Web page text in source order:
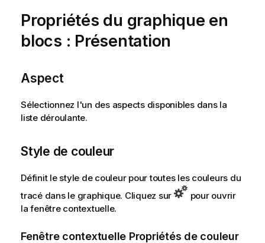
Propriétés du graphique en
blocs : Présentation
Aspect
Sélectionnez l'un des aspects disponibles dans la
liste déroulante.
Style de couleur
Définit le style de couleur pour toutes les couleurs du
tracé dans le graphique. Cliquez sur
pour ouvrir
la fenêtre contextuelle.
Fenêtre contextuelle Propriétés de couleur